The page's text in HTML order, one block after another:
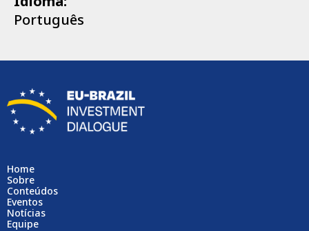
Português
Home
Sobre
Conteúdos
Eventos
Notícias
Equipe